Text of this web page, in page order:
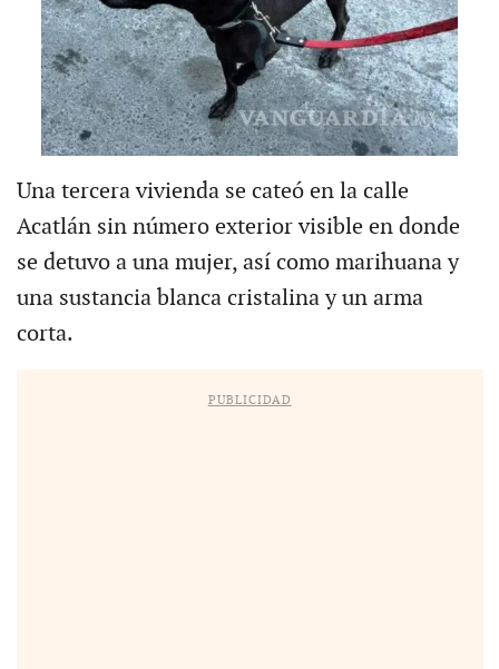
Una tercera vivienda se cateó en la calle
Acatlán sin número exterior visible en donde
se detuvo a una mujer, así como marihuana y
una sustancia blanca cristalina y un arma
corta.
PUBLICIDAD